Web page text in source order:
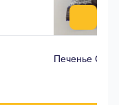
Печенье